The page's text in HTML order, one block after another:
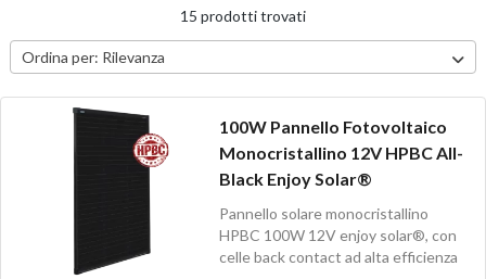
15 prodotti trovati
Ordina per: Rilevanza
100W Pannello Fotovoltaico
Monocristallino 12V HPBC All-
Black Enjoy Solar®
Pannello solare monocristallino
HPBC 100W 12V enjoy solar®, con
celle back contact ad alta efficienza